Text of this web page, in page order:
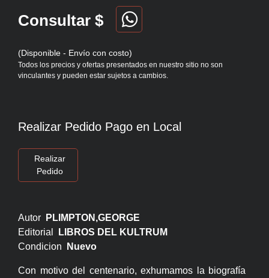
Consultar $
(Disponible - Envío con costo)
Todos los precios y ofertas presentados en nuestro sitio no son
vinculantes y pueden estar sujetos a cambios.
Realizar Pedido Pago en Local
Realizar
Pedido
Autor
PLIMPTON,GEORGE
Editorial
LIBROS DEL KULTRUM
Condicion
Nuevo
Con motivo del centenario, exhumamos la biografía